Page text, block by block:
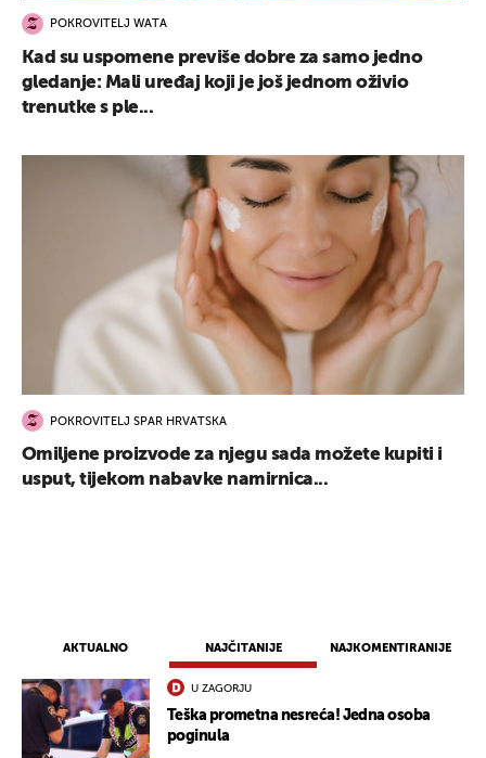
AKTUALNO NAJČITANIJE NAJKOMENTIRANIJE
U ZAGORJU
Teška prometna nesreća! Jedna osoba
poginula
POKROVITELJ WATA
Kad su uspomene previše dobre za samo jedno
gledanje: Mali uređaj koji je još jednom oživio
trenutke s ple...
POKROVITELJ SPAR HRVATSKA
Omiljene proizvode za njegu sada možete kupiti i
usput, tijekom nabavke namirnica...